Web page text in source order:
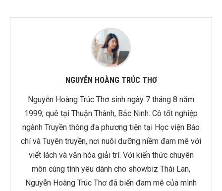
NGUYỄN HOÀNG TRÚC THƠ
Nguyễn Hoàng Trúc Thơ sinh ngày 7 tháng 8 năm
1999, quê tại Thuận Thành, Bắc Ninh. Cô tốt nghiệp
ngành Truyền thông đa phương tiện tại Học viện Báo
chí và Tuyên truyền, nơi nuôi dưỡng niềm đam mê với
viết lách và văn hóa giải trí. Với kiến thức chuyên
môn cùng tình yêu dành cho showbiz Thái Lan,
Nguyễn Hoàng Trúc Thơ đã biến đam mê của mình